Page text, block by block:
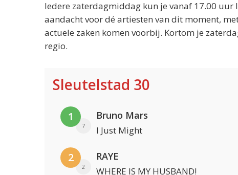
Iedere zaterdagmiddag kun je vanaf 17.00
aandacht voor dé artiesten van dit moment,
actuele zaken komen voorbij. Kortom je
regio.
Sleutelstad 30
1
7
Bruno Mars
I Just Might
2
2
RAYE
WHERE IS MY HUSBAND!